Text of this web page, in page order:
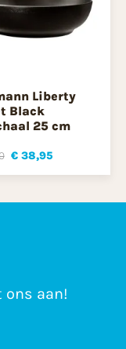
Liberty
Black
25 cm
€ 38,95
ons aan!